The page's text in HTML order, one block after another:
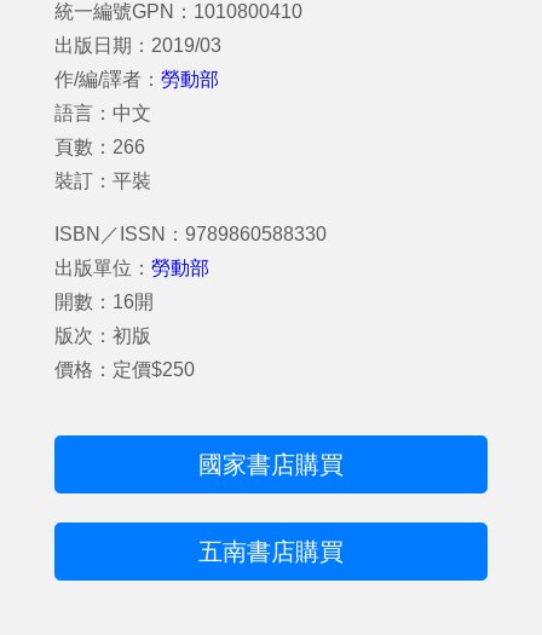
統一編號GPN：1010800410
出版日期：2019/03
作/編/譯者： 勞動部
語言：中文
頁數：266
裝訂：平裝
ISBN／ISSN：9789860588330
出版單位： 勞動部
開數：16開
版次：初版
價格：定價$250
國家書店購買
五南書店購買